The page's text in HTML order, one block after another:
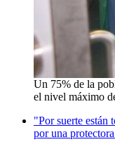
Un 75% de la
el nivel máximo
"Por suerte están
por una